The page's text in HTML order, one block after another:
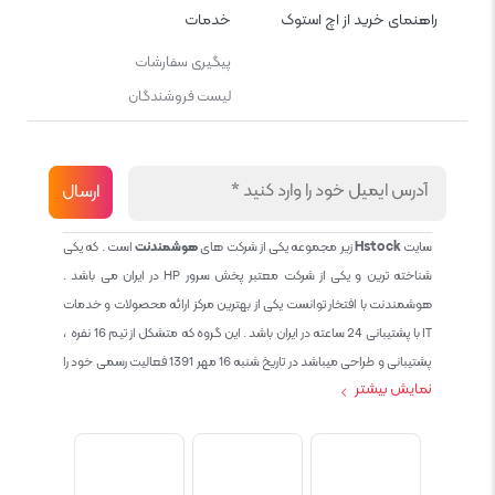
راهنمای خرید از اچ استوک خدمات
پیگیری سفارشات
لیست فروشندگان
سایتHstockزیر مجموعه یکی از شرکت هایهوشمندنتاست . که یکی
شناخته ترین و یکی از شرکت معتبر پخش سرور HP در ایران می باشد .
هوشمندنت با افتخار توانست یکی از بهترین مرکز ارائه محصولات و خدمات
IT با پشتیبانی 24 ساعته در ایران باشد . این گروه که متشکل از تیم 16 نفره ،
پشتیبانی و طراحی میباشد در تاریخ شنبه 16 مهر 1391 فعالیت رسمی خود را
نمایش بیشتر